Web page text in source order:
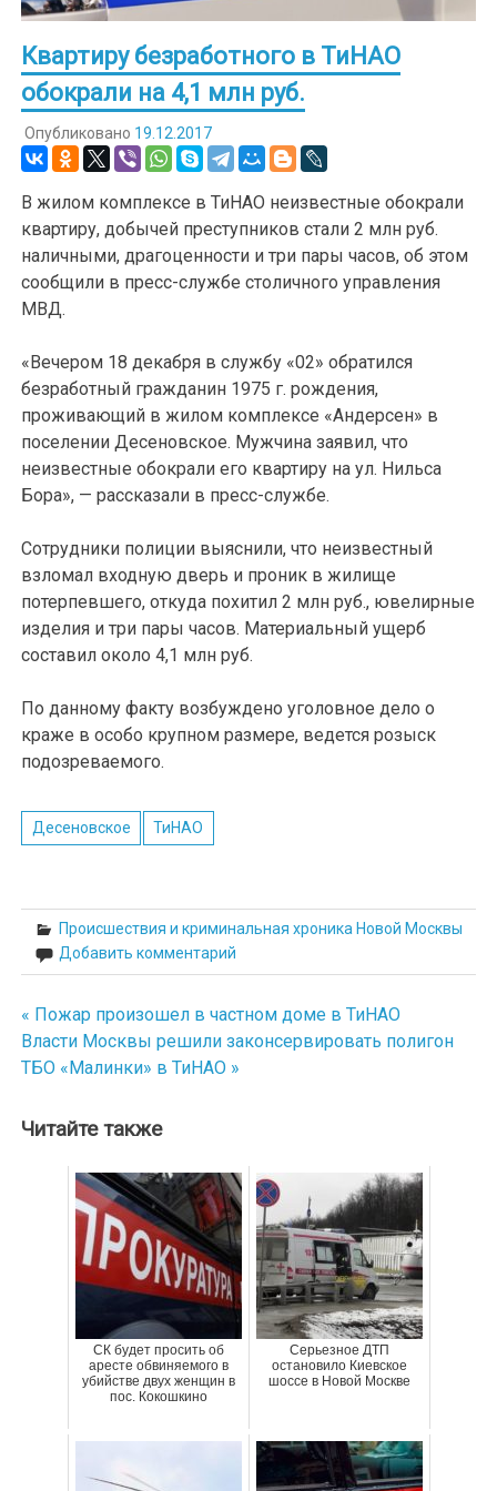
Квартиру безработного в ТиНАО
обокрали на 4,1 млн руб.
Опубликовано 19.12.2017
В жилом комплексе в ТиНАО неизвестные обокрали
квартиру, добычей преступников стали 2 млн руб.
наличными, драгоценности и три пары часов, об этом
сообщили в пресс-службе столичного управления
МВД.
«Вечером 18 декабря в службу «02» обратился
безработный гражданин 1975 г. рождения,
проживающий в жилом комплексе «Андерсен» в
поселении Десеновское. Мужчина заявил, что
неизвестные обокрали его квартиру на ул. Нильса
Бора», — рассказали в пресс-службе.
Сотрудники полиции выяснили, что неизвестный
взломал входную дверь и проник в жилище
потерпевшего, откуда похитил 2 млн руб., ювелирные
изделия и три пары часов. Материальный ущерб
составил около 4,1 млн руб.
По данному факту возбуждено уголовное дело о
краже в особо крупном размере, ведется розыск
подозреваемого.
Десеновское ТиНАО
Происшествия и криминальная хроника Новой Москвы
Добавить комментарий
Навигация
по
« Пожар произошел в частном доме в ТиНАО
Власти Москвы решили законсервировать полигон
ТБО «Малинки» в ТиНАО »
Читайте также
СК будет просить об
аресте обвиняемого в
убийстве двух женщин в
пос. Кокошкино
Серьезное ДТП
остановило Киевское
шоссе в Новой Москве